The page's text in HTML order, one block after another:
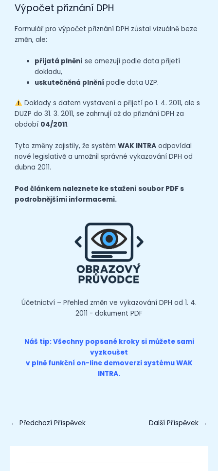
Výpočet přiznání DPH
Formulář pro výpočet přiznání DPH zůstal vizuálně beze
změn, ale:
přijatá plnění se omezují podle data přijetí
dokladu,
uskutečněná plnění podle data UZP.
Doklady s datem vystavení a přijetí po 1. 4. 2011, ale s
DUZP do 31. 3. 2011, se zahrnují až do přiznání DPH za
období 04/2011.
Tyto změny zajistily, že systém WAK INTRA odpovídal
nové legislativě a umožnil správné vykazování DPH od
dubna 2011.
Pod článkem naleznete ke stažení soubor PDF s
podrobnějšími informacemi.
Účetnictví – Přehled změn ve vykazování DPH od 1. 4.
2011 - dokument PDF
Náš tip: Všechny popsané kroky si můžete sami
vyzkoušet
v plně funkční on-line demoverzisystému WAK
INTRA.
← Předchozí Příspěvek Další Příspěvek →